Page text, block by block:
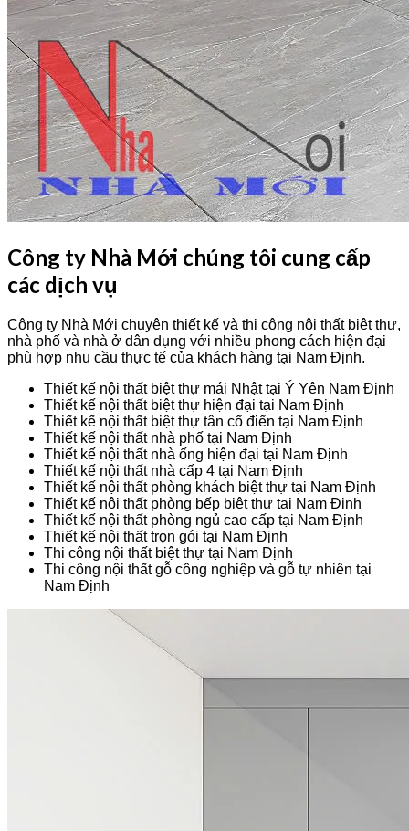
Công ty Nhà Mới chúng tôi cung cấp
các dịch vụ
Công ty Nhà Mới chuyên thiết kế và thi công nội thất biệt thự,
nhà phố và nhà ở dân dụng với nhiều phong cách hiện đại
phù hợp nhu cầu thực tế của khách hàng tại Nam Định.
Thiết kế nội thất biệt thự mái Nhật tại Ý Yên Nam Định
Thiết kế nội thất biệt thự hiện đại tại Nam Định
Thiết kế nội thất biệt thự tân cổ điển tại Nam Định
Thiết kế nội thất nhà phố tại Nam Định
Thiết kế nội thất nhà ống hiện đại tại Nam Định
Thiết kế nội thất nhà cấp 4 tại Nam Định
Thiết kế nội thất phòng khách biệt thự tại Nam Định
Thiết kế nội thất phòng bếp biệt thự tại Nam Định
Thiết kế nội thất phòng ngủ cao cấp tại Nam Định
Thiết kế nội thất trọn gói tại Nam Định
Thi công nội thất biệt thự tại Nam Định
Thi công nội thất gỗ công nghiệp và gỗ tự nhiên tại
Nam Định